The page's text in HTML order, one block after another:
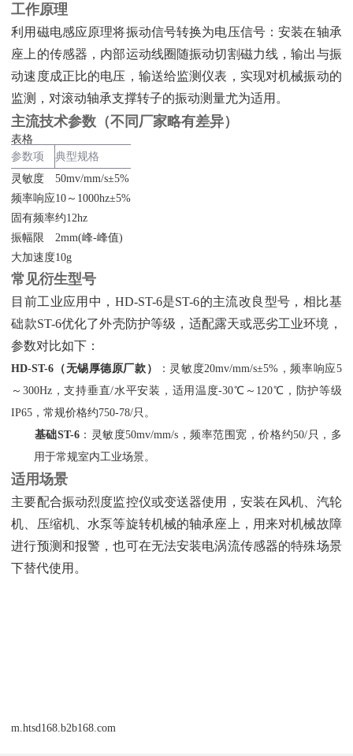
工作原理
利用磁电感应原理将振动信号转换为电压信号：安装在轴承
座上的传感器，内部运动线圈随振动切割磁力线，输出与振
动速度成正比的电压，输送给监测仪表，实现对机械振动的
监测，对滚动轴承支撑转子的振动测量尤为适用。
主流技术参数（不同厂家略有差异）
表格
参数项
典型规格
灵敏度
50mv/mm/s±5%
频率响应10～1000hz±5%
固有频率约12hz
振幅限
2mm(峰-峰值)
大加速度10g
常见衍生型号
目前工业应用中，HD-ST-6是ST-6的主流改良型号，相比基
础款ST-6优化了外壳防护等级，适配露天或恶劣工业环境，
参数对比如下：
HD-ST-6（无锡厚德原厂款）
‌：灵敏度20mv/mm/s±5%，频率响应5
～300Hz，支持垂直/水平安装，适用温度-30℃～120℃，防护等级
IP65，常规价格约750-78/只。
基础ST-6‌：灵敏度50mv/mm/s，频率范围宽，价格约50/只，多
用于常规室内工业场景。
适用场景
主要配合振动烈度监控仪或变送器使用，安装在风机、汽轮
机、压缩机、水泵等旋转机械的轴承座上，用来对机械故障
进行预测和报警，也可在无法安装电涡流传感器的特殊场景
下替代使用。
m.htsd168.b2b168.com